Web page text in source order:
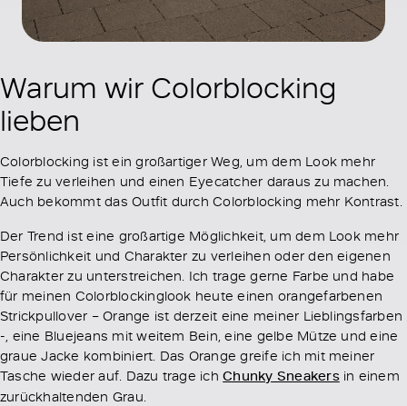
Warum wir Colorblocking
lieben
Colorblocking ist ein großartiger Weg, um dem Look mehr
Tiefe zu verleihen und einen Eyecatcher daraus zu machen.
Auch bekommt das Outfit durch Colorblocking mehr Kontrast.
Der Trend ist eine großartige Möglichkeit, um dem Look mehr
Persönlichkeit und Charakter zu verleihen oder den eigenen
Charakter zu unterstreichen. Ich trage gerne Farbe und habe
für meinen Colorblockinglook heute einen orangefarbenen
Strickpullover – Orange ist derzeit eine meiner Lieblingsfarben
-, eine Bluejeans mit weitem Bein, eine gelbe Mütze und eine
graue Jacke kombiniert. Das Orange greife ich mit meiner
Tasche wieder auf. Dazu trage ichChunky Sneakersin einem
zurückhaltenden Grau.